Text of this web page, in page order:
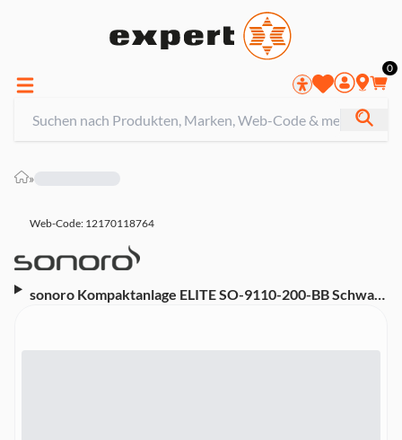
0
»
Web-Code: 12170118764
sonoro Kompaktanlage ELITE SO-9110-200-BB Schwarz